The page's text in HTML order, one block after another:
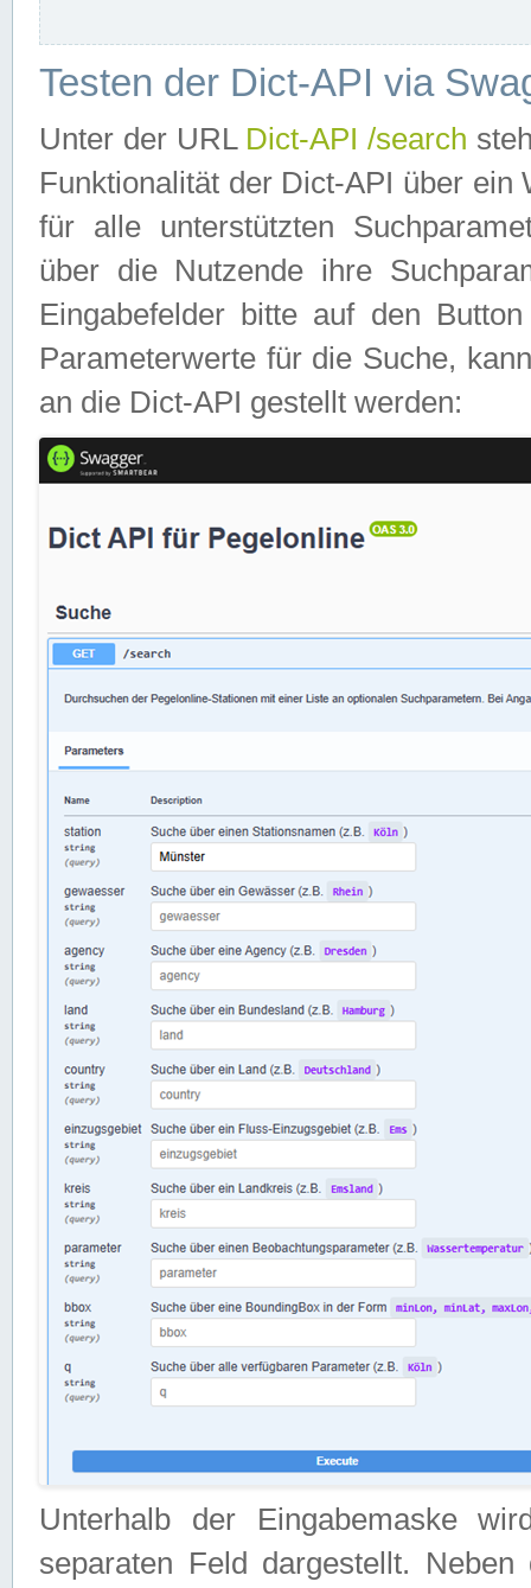
Testen der Dict-API via
Unter der URL Dict-API /search
Funktionalität der Dict-API über
für alle unterstützten
über die Nutzende ihre
Eingabefelder bitte auf den
Parameterwerte für die Suche,
an die Dict-API gestellt werden:
Unterhalb der Eingabemaske
separaten Feld dargestellt.